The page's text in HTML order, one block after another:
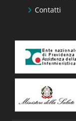
Contatti